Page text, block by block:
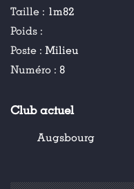
Taille : 1m82
Poids :
Poste : Milieu
Numéro : 8
Club actuel
Augsbourg